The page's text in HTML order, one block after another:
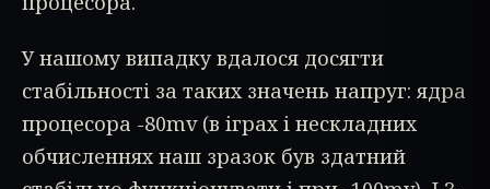
У нашому випадку вдалося досягти
стабільності за таких значень напруг: ядра
процесора -80mv (в іграх і нескладних
обчисленнях наш зразок був здатний